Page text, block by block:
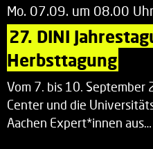
Mo. 07.09. um 08.00 Uhr
27. DINI
Herbsttagung
Vom 7. bis 10. September
Center und die
Aachen Expert*innen aus…